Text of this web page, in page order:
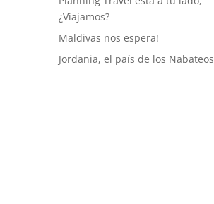
¿Viajamos?
Maldivas nos espera!
Jordania, el país de los Nabateos